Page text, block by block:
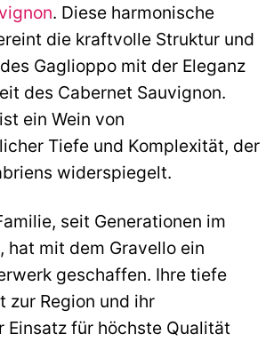
. Diese harmonische
die kraftvolle Struktur und
Gaglioppo mit der Eleganz
des Cabernet Sauvignon.
ein Wein von
Tiefe und Komplexität, der
widerspiegelt.
seit Generationen im
hat mit dem Gravello ein
geschaffen. Ihre tiefe
zur Region und ihr
Einsatz für höchste Qualität